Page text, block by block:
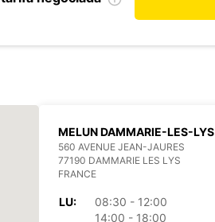
MELUN DAMMARIE-LES-LYS
560 AVENUE JEAN-JAURES
77190 DAMMARIE LES LYS
FRANCE
LU:
08:30 - 12:00
14:00 - 18:00